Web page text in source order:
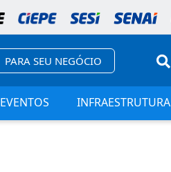
PARA SEU NEGÓCIO
EVENTOS INFRAESTRUTURA